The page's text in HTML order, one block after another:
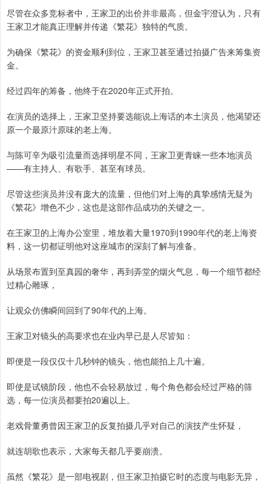
尽管在众多竞标者中，王家卫的出价并非最高，但金宇澄认为，只有
王家卫才能真正理解并传递《繁花》独特的气质。
为确保《繁花》的资金顺利到位，王家卫甚至通过拍摄广告来筹集资
金。
经过四年的筹备，他终于在2020年正式开拍。
在演员的选择上，王家卫坚持要选能说上海话的本土演员，他渴望还
原一个最原汁原味的老上海。
与陈可辛为吸引流量而选择明星不同，王家卫更青睐一些本地演员
——有主持人、有歌手、甚至有球员。
尽管这些演员并没有庞大的流量，但他们对上海的真挚感情无疑为
《繁花》增色不少，这也是这部作品成功的关键之一。
在王家卫的上海办公室里，堆放着大量1970到1990年代的老上海资
料，这一切都证明他对这座城市的深刻了解与准备。
从场景布置到至真园的奢华，再到弄堂的烟火气息，每一个细节都经
过精心雕琢，
让观众仿佛瞬间回到了90年代的上海。
王家卫对镜头的高要求也在业内早已是人尽皆知：
即便是一段仅仅十几秒钟的镜头，他也能拍上几十遍。
即使是试镜阶段，他也不会轻易放过，每个角色都会经过严格的筛
选，每一位演员都要拍20遍以上。
老戏骨董勇曾因王家卫的反复拍摄几乎对自己的演技产生怀疑，
就连胡歌也表示，大家每天都几乎要崩溃。
虽然《繁花》是一部电视剧，但王家卫拍摄它时的态度与电影无异，